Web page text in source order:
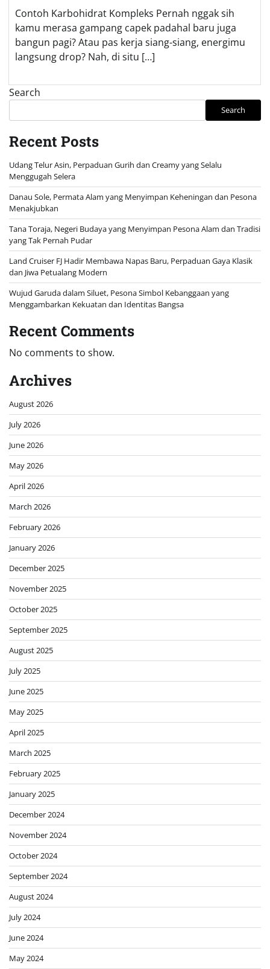
Contoh Karbohidrat Kompleks Pernah nggak sih
kamu merasa gampang capek padahal baru juga
bangun pagi? Atau pas kerja siang-siang, energimu
langsung drop? Nah, di situ […]
Search
Search
Recent Posts
Udang Telur Asin, Perpaduan Gurih dan Creamy yang Selalu
Menggugah Selera
Danau Sole, Permata Alam yang Menyimpan Keheningan dan Pesona
Menakjubkan
Tana Toraja, Negeri Budaya yang Menyimpan Pesona Alam dan Tradisi
yang Tak Pernah Pudar
Land Cruiser FJ Hadir Membawa Napas Baru, Perpaduan Gaya Klasik
dan Jiwa Petualang Modern
Wujud Garuda dalam Siluet, Pesona Simbol Kebanggaan yang
Menggambarkan Kekuatan dan Identitas Bangsa
Recent Comments
No comments to show.
Archives
August 2026
July 2026
June 2026
May 2026
April 2026
March 2026
February 2026
January 2026
December 2025
November 2025
October 2025
September 2025
August 2025
July 2025
June 2025
May 2025
April 2025
March 2025
February 2025
January 2025
December 2024
November 2024
October 2024
September 2024
August 2024
July 2024
June 2024
May 2024